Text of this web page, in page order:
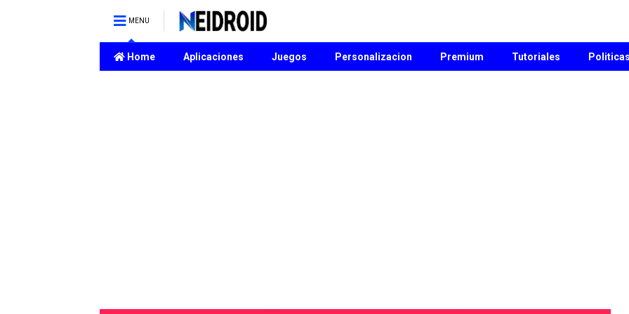
MENU
Home Aplicaciones Juegos Personalizacion Premium Tutoriales Politicas